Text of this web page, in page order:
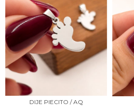
DIJE PIECITO / AQ